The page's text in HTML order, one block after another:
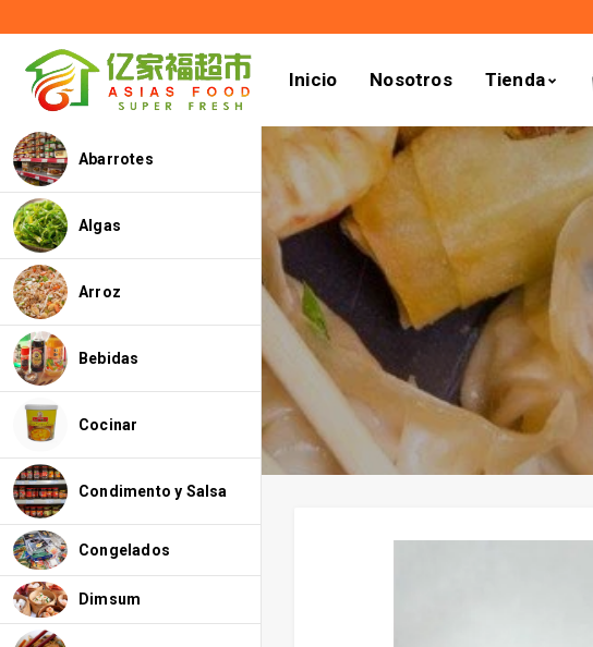
Inicio Nosotros Tienda
Abarrotes
Algas
Arroz
Bebidas
Cocinar
Condimento y Salsa
Congelados
Dimsum